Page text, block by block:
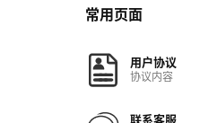
常用页面
用户协议
协议内容
联系客服